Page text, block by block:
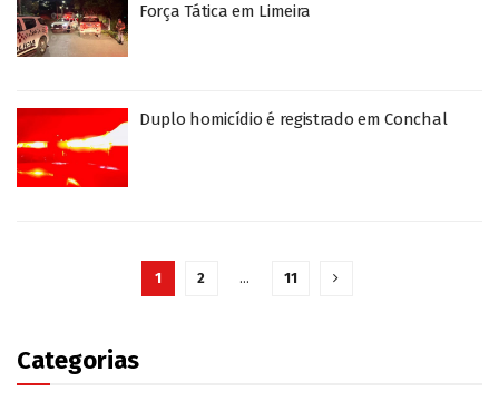
Força Tática em Limeira
Duplo homicídio é registrado em Conchal
1 2 … 11
Categorias